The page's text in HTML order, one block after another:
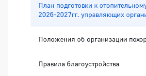
План подготовки к
2026-2027гг. управляющих
Положения об организации
Правила благоустройства